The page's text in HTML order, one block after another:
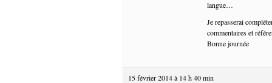
langue…
Je repasserai
commentaires et
Bonne journée
15 février 2014 à 14 h 40 min